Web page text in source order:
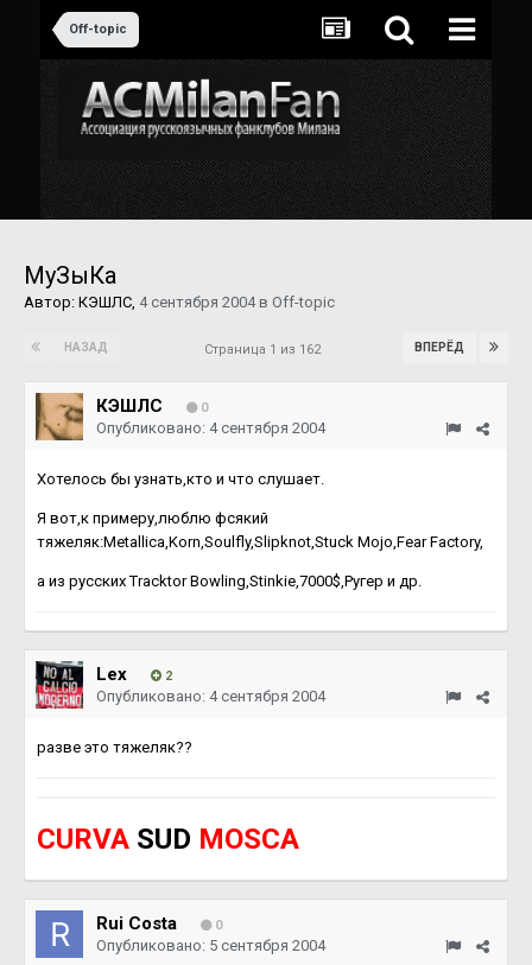
Off-topic
МуЗыКа
Автор: КЭШЛС, 4 сентября 2004в Off-topic
НАЗАД ВПЕРЁД
Страница 1 из 162
КЭШЛС 0
Опубликовано: 4 сентября 2004
Хотелось бы узнать,кто и что слушает.
Я вот,к примеру,люблю фсякий
тяжеляк:Metallica,Korn,Soulfly,Slipknot,Stuck Mojo,Fear Factory,
а из русских Tracktor Bowling,Stinkie,7000$,Ругер и др.
Lex 2
Опубликовано: 4 сентября 2004
разве это тяжеляк??
CURVA SUD MOSCA
Rui Costa 0
Опубликовано: 5 сентября 2004